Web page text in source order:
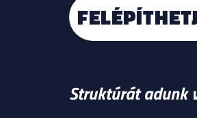
Struktúrát adunk